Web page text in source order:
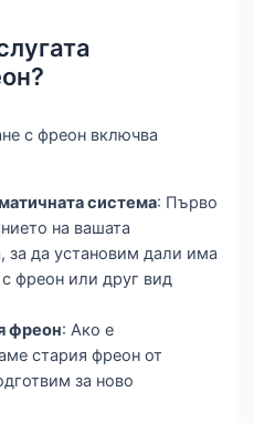
с фреон включва
система: Първо
на вашата
за да установим дали има
фреон или друг вид
фреон: Ако е
стария фреон от
за ново